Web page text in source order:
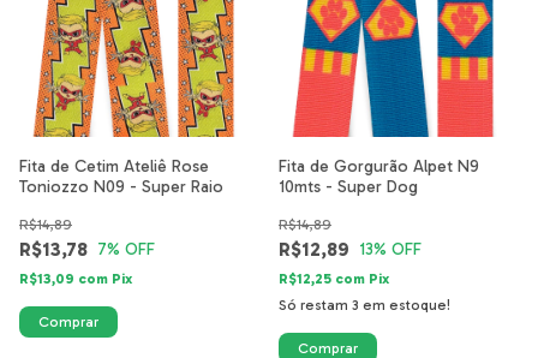
Fita de Cetim Ateliê Rose
Toniozzo N09 - Super Raio
R$13,78
R$14,89
7% OFF
R$13,09 com Pix
Fita de Gorgurão Alpet N9
10mts - Super Dog
R$12,89
R$14,89
13% OFF
R$12,25 com Pix
Só restam 3 em estoque!